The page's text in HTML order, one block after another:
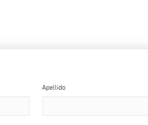
Apellido